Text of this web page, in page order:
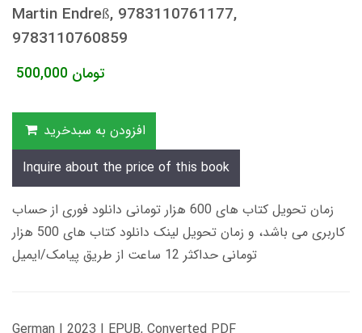
Martin Endreß, 9783110761177,
9783110760859
500,000 تومان
افزودن به سبدخرید
Inquire about the price of this book
زمان تحویل کتاب های 600 هزار تومانی دانلود فوری از حساب
کاربری می باشد، و زمان تحویل لینک دانلود کتاب های 500 هزار
تومانی حداکثر 12 ساعت از طریق پیامک/ایمیل